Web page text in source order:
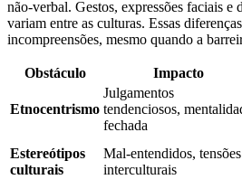
não-verbal. Gestos, expressões faciais e
variam entre as culturas. Essas
incompreensões, mesmo quando a
Obstáculo Impacto
Etnocentrismo
Julgamentos
tendenciosos,
fechada
Estereótipos
culturais
Mal-entendidos, tensões
interculturais